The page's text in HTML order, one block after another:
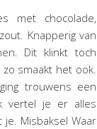
met chocolade,
Knapperig van
Dit klinkt toch
smaakt het ook.
trouwens een
vertel je er alles
Misbaksel Waar